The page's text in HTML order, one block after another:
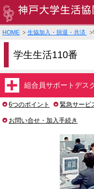
食堂
購買
書籍・印刷・TOEIC申込
旅行・教習所・住まい・袴
営業時間・店舗案内
生協でできること
HOME 生協加入・脱退・共済
学生生活110番
組合員サポートデス
6つのポイント 緊急サービ
お問い合せ・加入手続き